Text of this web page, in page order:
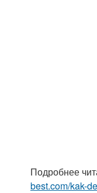
Подробнее
best.com/kak-